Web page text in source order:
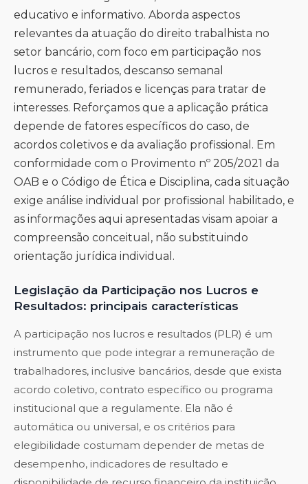
educativo e informativo. Aborda aspectos
relevantes da atuação do direito trabalhista no
setor bancário, com foco em participação nos
lucros e resultados, descanso semanal
remunerado, feriados e licenças para tratar de
interesses. Reforçamos que a aplicação prática
depende de fatores específicos do caso, de
acordos coletivos e da avaliação profissional. Em
conformidade com o Provimento nº 205/2021 da
OAB e o Código de Ética e Disciplina, cada situação
exige análise individual por profissional habilitado, e
as informações aqui apresentadas visam apoiar a
compreensão conceitual, não substituindo
orientação jurídica individual.
Legislação da Participação nos Lucros e
Resultados: principais características
A participação nos lucros e resultados (PLR) é um
instrumento que pode integrar a remuneração de
trabalhadores, inclusive bancários, desde que exista
acordo coletivo, contrato específico ou programa
institucional que a regulamente. Ela não é
automática ou universal, e os critérios para
elegibilidade costumam depender de metas de
desempenho, indicadores de resultado e